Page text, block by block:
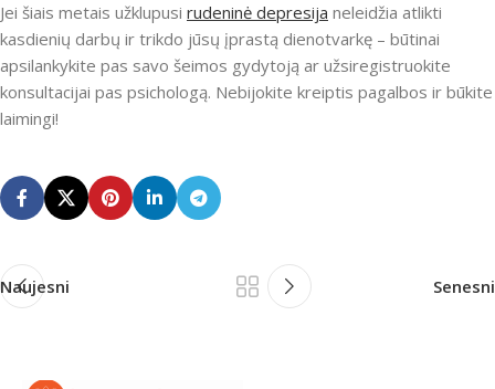
Jei šiais metais užklupusi rudeninė depresija neleidžia atlikti
kasdienių darbų ir trikdo jūsų įprastą dienotvarkę – būtinai
apsilankykite pas savo šeimos gydytoją ar užsiregistruokite
konsultacijai pas psichologą. Nebijokite kreiptis pagalbos ir būkite
laimingi!
Naujesni Senesni